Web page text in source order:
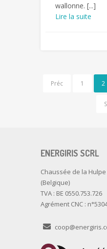
wallonne. [...]
Lire la suite
Préc 1 2
ENERGIRIS SCRL
Chaussée de la
(Belgique)
TVA : BE 0550.753.726
Agrément CNC :